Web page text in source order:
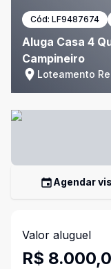
Cód: LF9487674
Aluga Casa 4
Campineiro
Loteamento
Agendar
Valor aluguel
R$